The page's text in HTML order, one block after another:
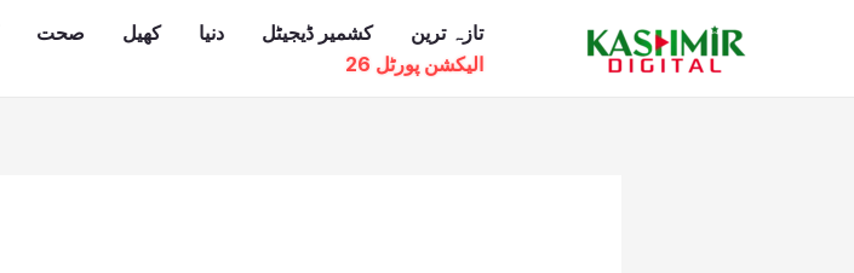
تازہ ترین کشمیر ڈیجیٹل دنیا کھیل صحت
الیکشن پورٹل 26